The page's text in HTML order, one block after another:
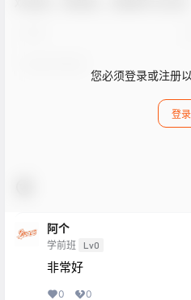
您必须登录或注册
登录
阿个
学前班 Lv0
非常好
0 0